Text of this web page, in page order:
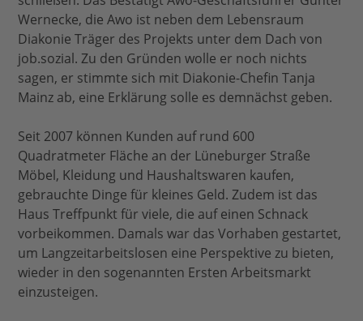
Wernecke, die Awo ist neben dem Lebensraum
Diakonie Träger des Projekts unter dem Dach von
job.sozial. Zu den Gründen wolle er noch nichts
sagen, er stimmte sich mit Diakonie-Chefin Tanja
Mainz ab, eine Erklärung solle es demnächst geben.
Seit 2007 können Kunden auf rund 600
Quadratmeter Fläche an der Lüneburger Straße
Möbel, Kleidung und Haushaltswaren kaufen,
gebrauchte Dinge für kleines Geld. Zudem ist das
Haus Treffpunkt für viele, die auf einen Schnack
vorbeikommen. Damals war das Vorhaben gestartet,
um Langzeitarbeitslosen eine Perspektive zu bieten,
wieder in den sogenannten Ersten Arbeitsmarkt
einzusteigen.